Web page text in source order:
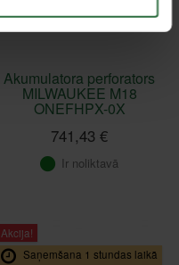
Akumulatora perforators
MILWAUKEE M18
ONEFHPX-0X
741,43 €
Ir noliktavā
Akcija!
Saņemšana 1 stundas laikā